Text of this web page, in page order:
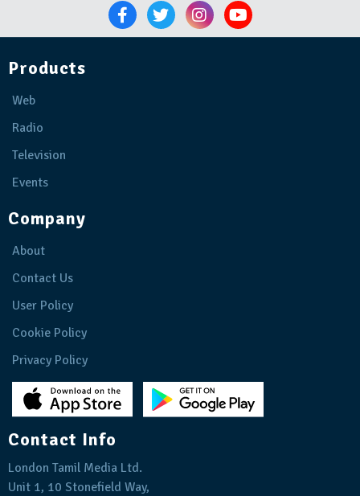
Products
Web
Radio
Television
Events
Company
About
Contact Us
User Policy
Cookie Policy
Privacy Policy
Contact Info
London Tamil Media Ltd.
Unit 1, 10 Stonefield Way,